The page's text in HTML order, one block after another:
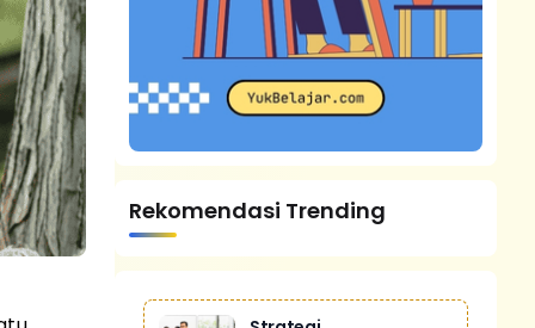
Rekomendasi Trending